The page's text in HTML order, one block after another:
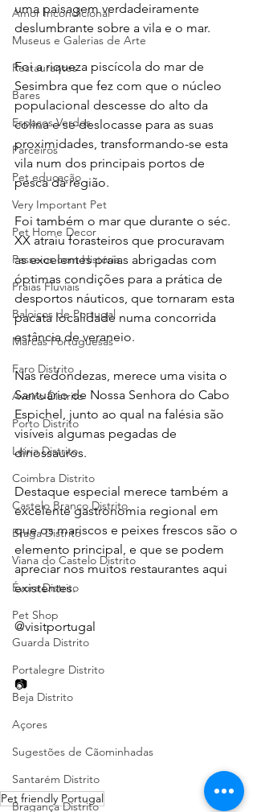
Amor Incondicional
Museus e Galerias de Arte
Restaurantes
Bares
Espaços Verdes
Parceiros
Pet educação
Very Important Pet
Pet Home Decor
Passeios com História
Praias Fluviais
Baloiços de Portugal
Marcas Portuguesas
Faro Distrito
Aveiro Distrito
Porto Distrito
Leiria Distrito
Coimbra Distrito
Castelo Branco Distrito
Braga Distrito
Viana do Castelo Distrito
Évora Distrito
Pet Shop
Guarda Distrito
Portalegre Distrito
Beja Distrito
Açores
Sugestões de Cãominhadas
Santarém Distrito
Bragança Distrito
uma paisagem verdadeiramente
deslumbrante sobre a vila e o mar.
Foi a riqueza piscícola do mar de
Sesimbra que fez com que o núcleo
populacional descesse do alto da
colina e se deslocasse para as suas
proximidades, transformando-se esta
vila num dos principais portos de
pesca da região.
Foi também o mar que durante o séc.
XX atraiu forasteiros que procuravam
as excelentes praias abrigadas com
óptimas condições para a prática de
desportos náuticos, que tornaram esta
pacata localidade numa concorrida
estância de veraneio.
Nas redondezas, merece uma visita o
Santuário de Nossa Senhora do Cabo
Espichel, junto ao qual na falésia são
visíveis algumas pegadas de
dinossauros.
Destaque especial merece também a
excelente gastronomia regional em
que os mariscos e peixes frescos são o
elemento principal, e que se podem
apreciar nos muitos restaurantes aqui
existentes.
@visitportugal
📷
Pet friendly Portugal